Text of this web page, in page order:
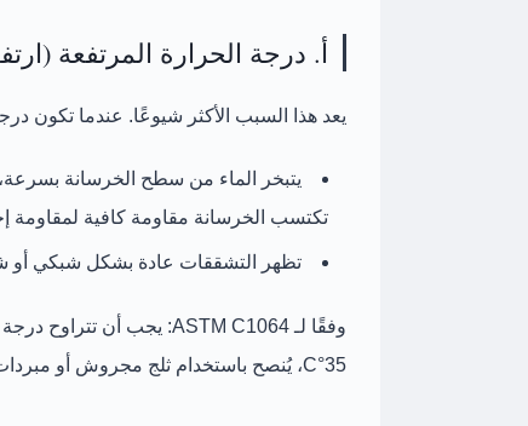
أ. درجة الحرارة المرتفعة
يعد هذا السبب الأكثر شيوعًا. عندما تكون
يتبخر الماء من سطح الخرسانة
تكتسب الخرسانة مقاومة كافية لمقاومة
تظهر التشققات عادة بشكل شبكي أو
وفقًا لـ ASTM C1064: يجب أن تتراوح درجة
35°C، يُنصح باستخدام
ثلج مجروش أو